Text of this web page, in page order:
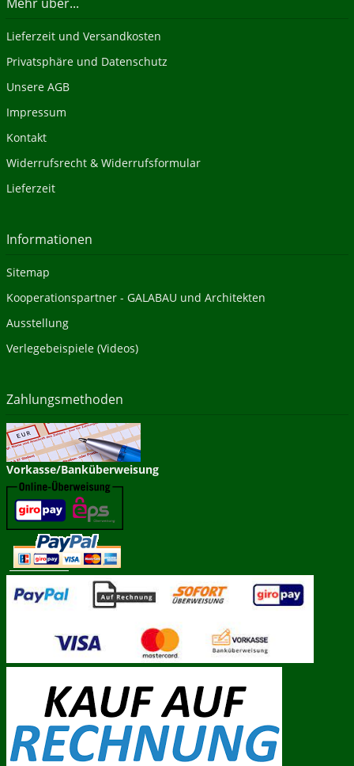
Lieferzeit und Versandkosten
Privatsphäre und Datenschutz
Unsere AGB
Impressum
Kontakt
Widerrufsrecht & Widerrufsformular
Lieferzeit
Informationen
Sitemap
Kooperationspartner - GALABAU und Architekten
Ausstellung
Verlegebeispiele (Videos)
Zahlungsmethoden
Vorkasse/Banküberweisung